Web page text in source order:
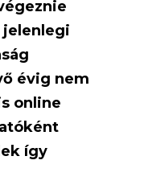
jelenlegi
évig nem
online
így